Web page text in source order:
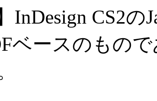
InDesign CS2
ベースのもの